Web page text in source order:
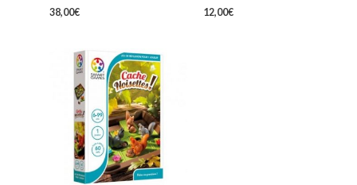
38,00€ 12,00€